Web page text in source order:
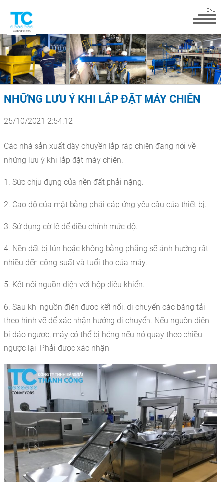
NHỮNG LƯU Ý KHI LẮP ĐẶT MÁY CHIÊN
25/10/2021 2:54:12
Các nhà sản xuất dây chuyền lắp ráp chiên đang nói về
những lưu ý khi lắp đặt máy chiên.
1. Sức chịu đựng của nền đất phải nặng.
2. Cao độ của mặt bằng phải đáp ứng yêu cầu của thiết bị.
3. Sử dụng cờ lê để điều chỉnh mức độ.
4. Nền đất bị lún hoặc không bằng phẳng sẽ ảnh hưởng rất
nhiều đến công suất và tuổi thọ của máy.
5. Kết nối nguồn điện với hộp điều khiển.
6. Sau khi nguồn điện được kết nối, di chuyển các băng tải
theo hình vẽ để xác nhận hướng di chuyển. Nếu nguồn điện
bị đảo ngược, máy có thể bị hỏng nếu nó quay theo chiều
ngược lại. Phải được xác nhận.